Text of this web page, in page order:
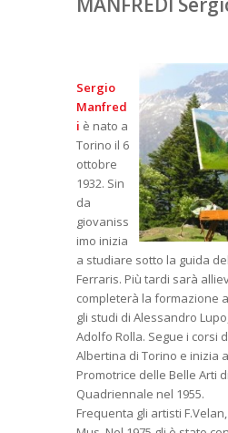
Sergio
Manfred
i è nato a
Torino il 6
ottobre
1932. Sin
da
giovaniss
imo inizia
a studiare sotto la guida
Ferraris. Più tardi sarà
completerà la formazione
gli studi di Alessandro
Adolfo Rolla. Segue i corsi
Albertina di Torino e inizia
Promotrice delle Belle Arti
Quadriennale nel 1955.
Frequenta gli artisti